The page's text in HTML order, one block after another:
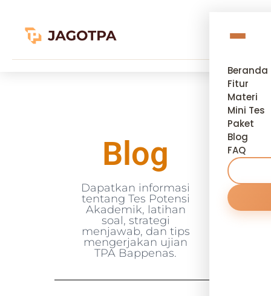
Beranda
Fitur
Materi
Mini Tes
Paket
Blog
FAQ
Blog
Dapatkan informasi
tentang Tes Potensi
Akademik, latihan
soal, strategi
menjawab, dan tips
mengerjakan ujian
TPA Bappenas.